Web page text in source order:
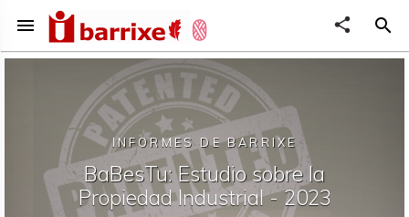
menu share search
INFORMES DE BARRIXE
BaBesTu: Estudio sobre la
Propiedad Industrial - 2023